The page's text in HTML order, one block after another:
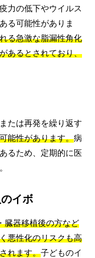
力の低下やウイルス
る可能性がありま
る急激な脂漏性角化
あるとされており、
たは再発を繰り返す
能性があります。病
るため、定期的に医
イボ
臓器移植後の方など
悪性化のリスクも高
れます。子どものイ